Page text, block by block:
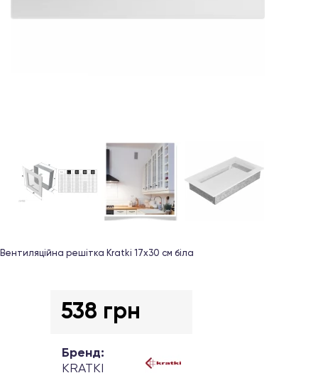
Вентиляційна решітка Kratki 17х30 см біла
538 грн
Бренд:
KRATKI